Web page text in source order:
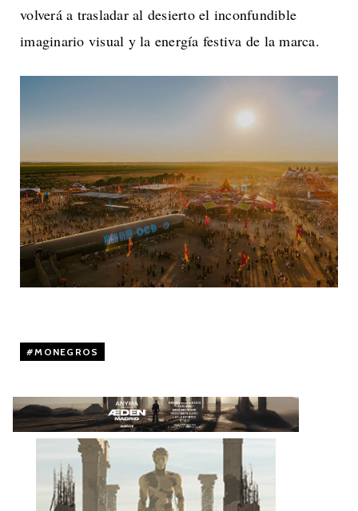
volverá a trasladar al desierto el inconfundible
imaginario visual y la energía festiva de la marca.
MONEGROS